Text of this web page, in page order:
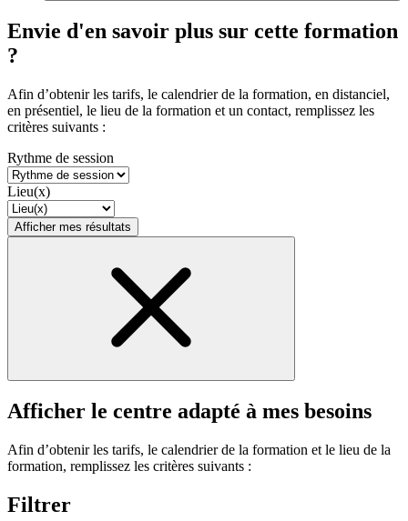
Envie d'en savoir plus sur cette formation
?
Afin d’obtenir les tarifs, le calendrier de la formation, en distanciel,
en présentiel, le lieu de la formation et un contact, remplissez les
critères suivants :
Rythme de session
Lieu(x)
Afficher mes résultats
Afficher le centre adapté à mes besoins
Afin d’obtenir les tarifs, le calendrier de la formation et le lieu de la
formation, remplissez les critères suivants :
Filtrer